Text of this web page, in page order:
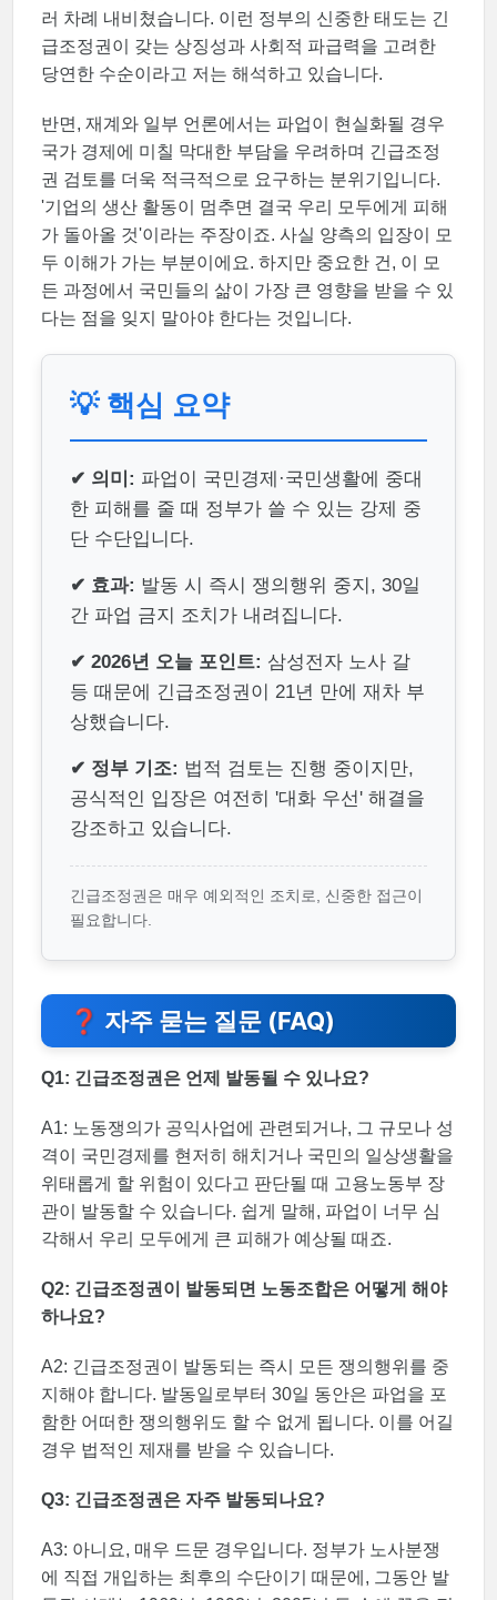
러 차례 내비쳤습니다. 이런 정부의 신중한 태도는 긴
급조정권이 갖는 상징성과 사회적 파급력을 고려한
당연한 수순이라고 저는 해석하고 있습니다.
반면, 재계와 일부 언론에서는 파업이 현실화될 경우
국가 경제에 미칠 막대한 부담을 우려하며 긴급조정
권 검토를 더욱 적극적으로 요구하는 분위기입니다.
'기업의 생산 활동이 멈추면 결국 우리 모두에게 피해
가 돌아올 것'이라는 주장이죠. 사실 양측의 입장이 모
두 이해가 가는 부분이에요. 하지만 중요한 건, 이 모
든 과정에서 국민들의 삶이 가장 큰 영향을 받을 수 있
다는 점을 잊지 말아야 한다는 것입니다.
💡 핵심 요약
✔ 의미: 파업이 국민경제·국민생활에 중대
한 피해를 줄 때 정부가 쓸 수 있는 강제 중
단 수단입니다.
✔ 효과: 발동 시 즉시 쟁의행위 중지, 30일
간 파업 금지 조치가 내려집니다.
✔ 2026년 오늘 포인트: 삼성전자 노사 갈
등 때문에 긴급조정권이 21년 만에 재차 부
상했습니다.
✔ 정부 기조: 법적 검토는 진행 중이지만,
공식적인 입장은 여전히 '대화 우선' 해결을
강조하고 있습니다.
긴급조정권은 매우 예외적인 조치로, 신중한 접근이
필요합니다.
❓ 자주 묻는 질문 (FAQ)
Q1: 긴급조정권은 언제 발동될 수 있나요?
A1: 노동쟁의가 공익사업에 관련되거나, 그 규모나 성
격이 국민경제를 현저히 해치거나 국민의 일상생활을
위태롭게 할 위험이 있다고 판단될 때 고용노동부 장
관이 발동할 수 있습니다. 쉽게 말해, 파업이 너무 심
각해서 우리 모두에게 큰 피해가 예상될 때죠.
Q2: 긴급조정권이 발동되면 노동조합은 어떻게 해야
하나요?
A2: 긴급조정권이 발동되는 즉시 모든 쟁의행위를 중
지해야 합니다. 발동일로부터 30일 동안은 파업을 포
함한 어떠한 쟁의행위도 할 수 없게 됩니다. 이를 어길
경우 법적인 제재를 받을 수 있습니다.
Q3: 긴급조정권은 자주 발동되나요?
A3: 아니요, 매우 드문 경우입니다. 정부가 노사분쟁
에 직접 개입하는 최후의 수단이기 때문에, 그동안 발